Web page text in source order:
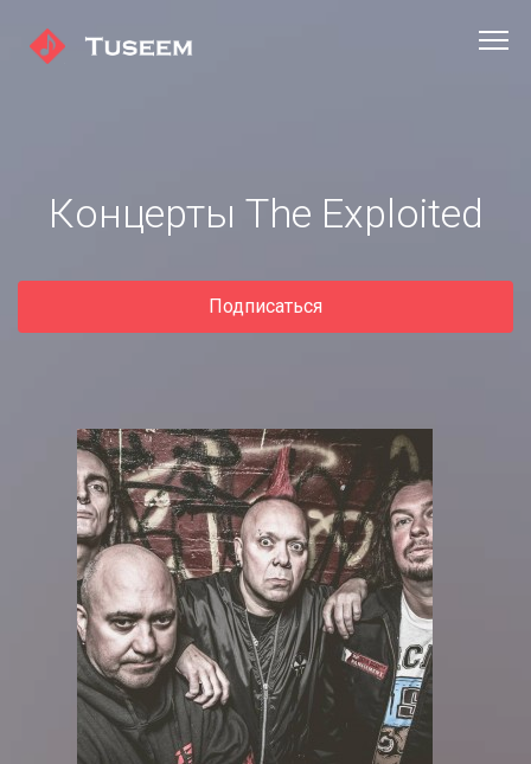
Концерты The Exploited
Подписаться